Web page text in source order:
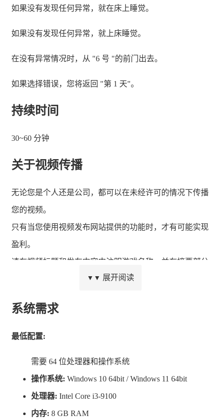
如果没有发现任何异常，就在床上睡觉。
如果没有发现任何异常，就上床睡觉。
在没有异常情况时，从 "6 号 "的前门出去。
如果选择错误，您将返回 "第 1 天"。
持续时间
30~60 分钟
关于视频传播
无论您是个人还是公司，都可以在未经许可的情况下传播
您的视频。
只有当您使用视频发布网站提供的功能时，才有可能实现
盈利。
请在视频标题和发布内容中注明游戏名称，并在摘要部分
提供 Steam 页面链接，我们将不胜感激。
▼▼ 展开阅读
系统需求
最低配置:
需要 64 位处理器和操作系统
操作系统: Windows 10 64bit / Windows 11 64bit
处理器: Intel Core i3-9100
内存: 8 GB RAM